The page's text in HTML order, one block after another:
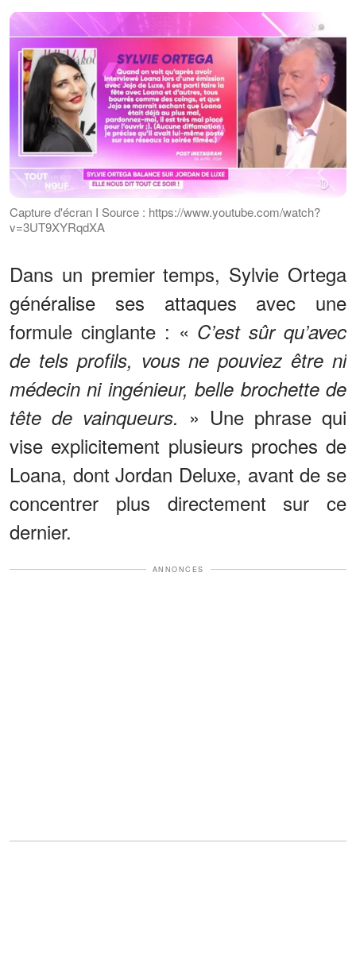
Capture d'écran I Source : https://www.youtube.com/watch?
v=3UT9XYRqdXA
Dans un premier temps, Sylvie Ortega
généralise ses attaques avec une
formule cinglante : « C’est sûr qu’avec
de tels profils, vous ne pouviez être ni
médecin ni ingénieur, belle brochette de
tête de vainqueurs. » Une phrase qui
vise explicitement plusieurs proches de
Loana, dont Jordan Deluxe, avant de se
concentrer plus directement sur ce
dernier.
ANNONCES